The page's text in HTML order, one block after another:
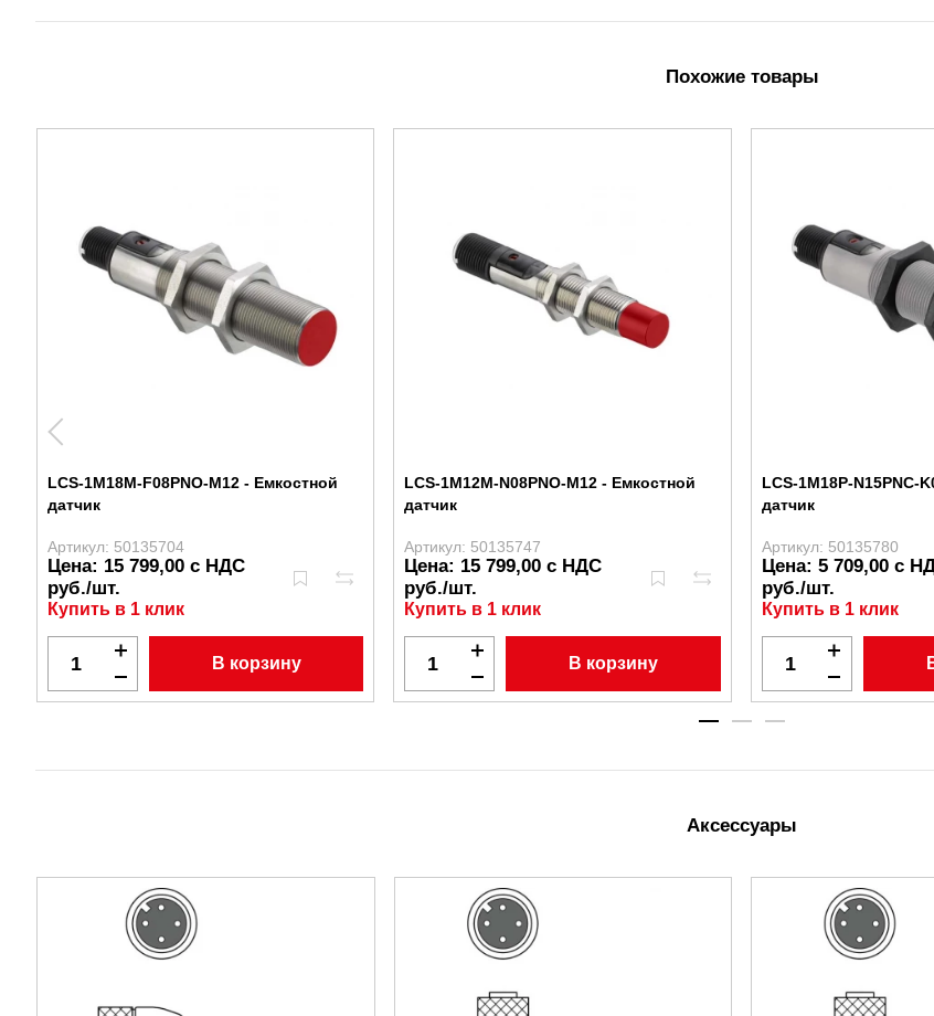
Похожие товары
LCS-1M18M-F08PNO-M12 - Емкостной
датчик
Артикул: 50135704
Цена: 15 799,00 с НДС
руб./шт.
Купить в 1 клик
В корзину
LCS-1M12M-N08PNO-M12 - Емкостной
датчик
Артикул: 50135747
Цена: 15 799,00 с НДС
руб./шт.
Купить в 1 клик
В корзину
LCS-1M18P-N15PNC-
датчик
Артикул: 50135780
Цена: 5 709,00 с
руб./шт.
Купить в 1 клик
Аксессуары